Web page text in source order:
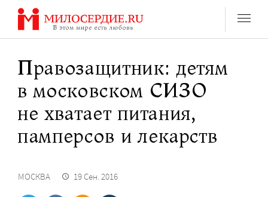
Перейти
содержанию
Правозащитник: детям
в московском СИЗО
не хватает питания,
памперсов и лекарств
МОСКВА 19 Сен. 2016